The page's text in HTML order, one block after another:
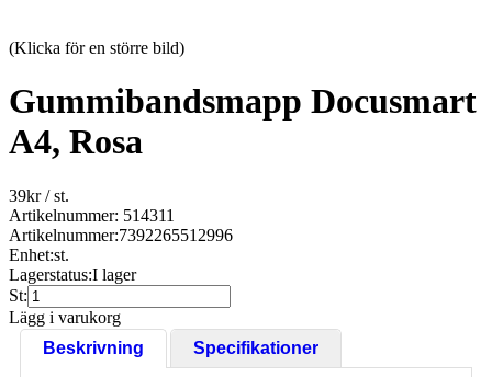
(Klicka för en större bild)
Gummibandsmapp Docusmart
A4, Rosa
39kr/ st.
Artikelnummer: 514311
Artikelnummer:7392265512996
Enhet:st.
Lagerstatus:I lager
St:
Lägg i varukorg
Beskrivning
Specifikationer